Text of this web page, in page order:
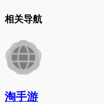
相关导航
淘手游